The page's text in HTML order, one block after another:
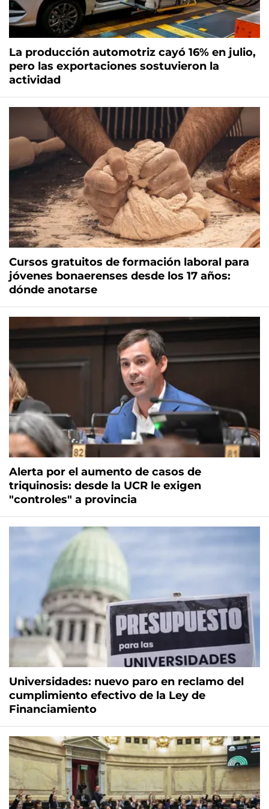
La producción automotriz cayó 16% en julio,
pero las exportaciones sostuvieron la
actividad
Cursos gratuitos de formación laboral para
jóvenes bonaerenses desde los 17 años:
dónde anotarse
Alerta por el aumento de casos de
triquinosis: desde la UCR le exigen
"controles" a provincia
Universidades: nuevo paro en reclamo del
cumplimiento efectivo de la Ley de
Financiamiento